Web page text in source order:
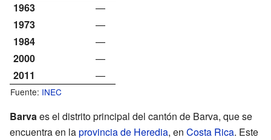
1963
—
1973
—
1984
—
2000
—
2011
—
Fuente: INEC
Barvaes el distrito principal del cantón de Barva, que se
encuentra en laprovincia de Heredia, en Costa Rica. Este